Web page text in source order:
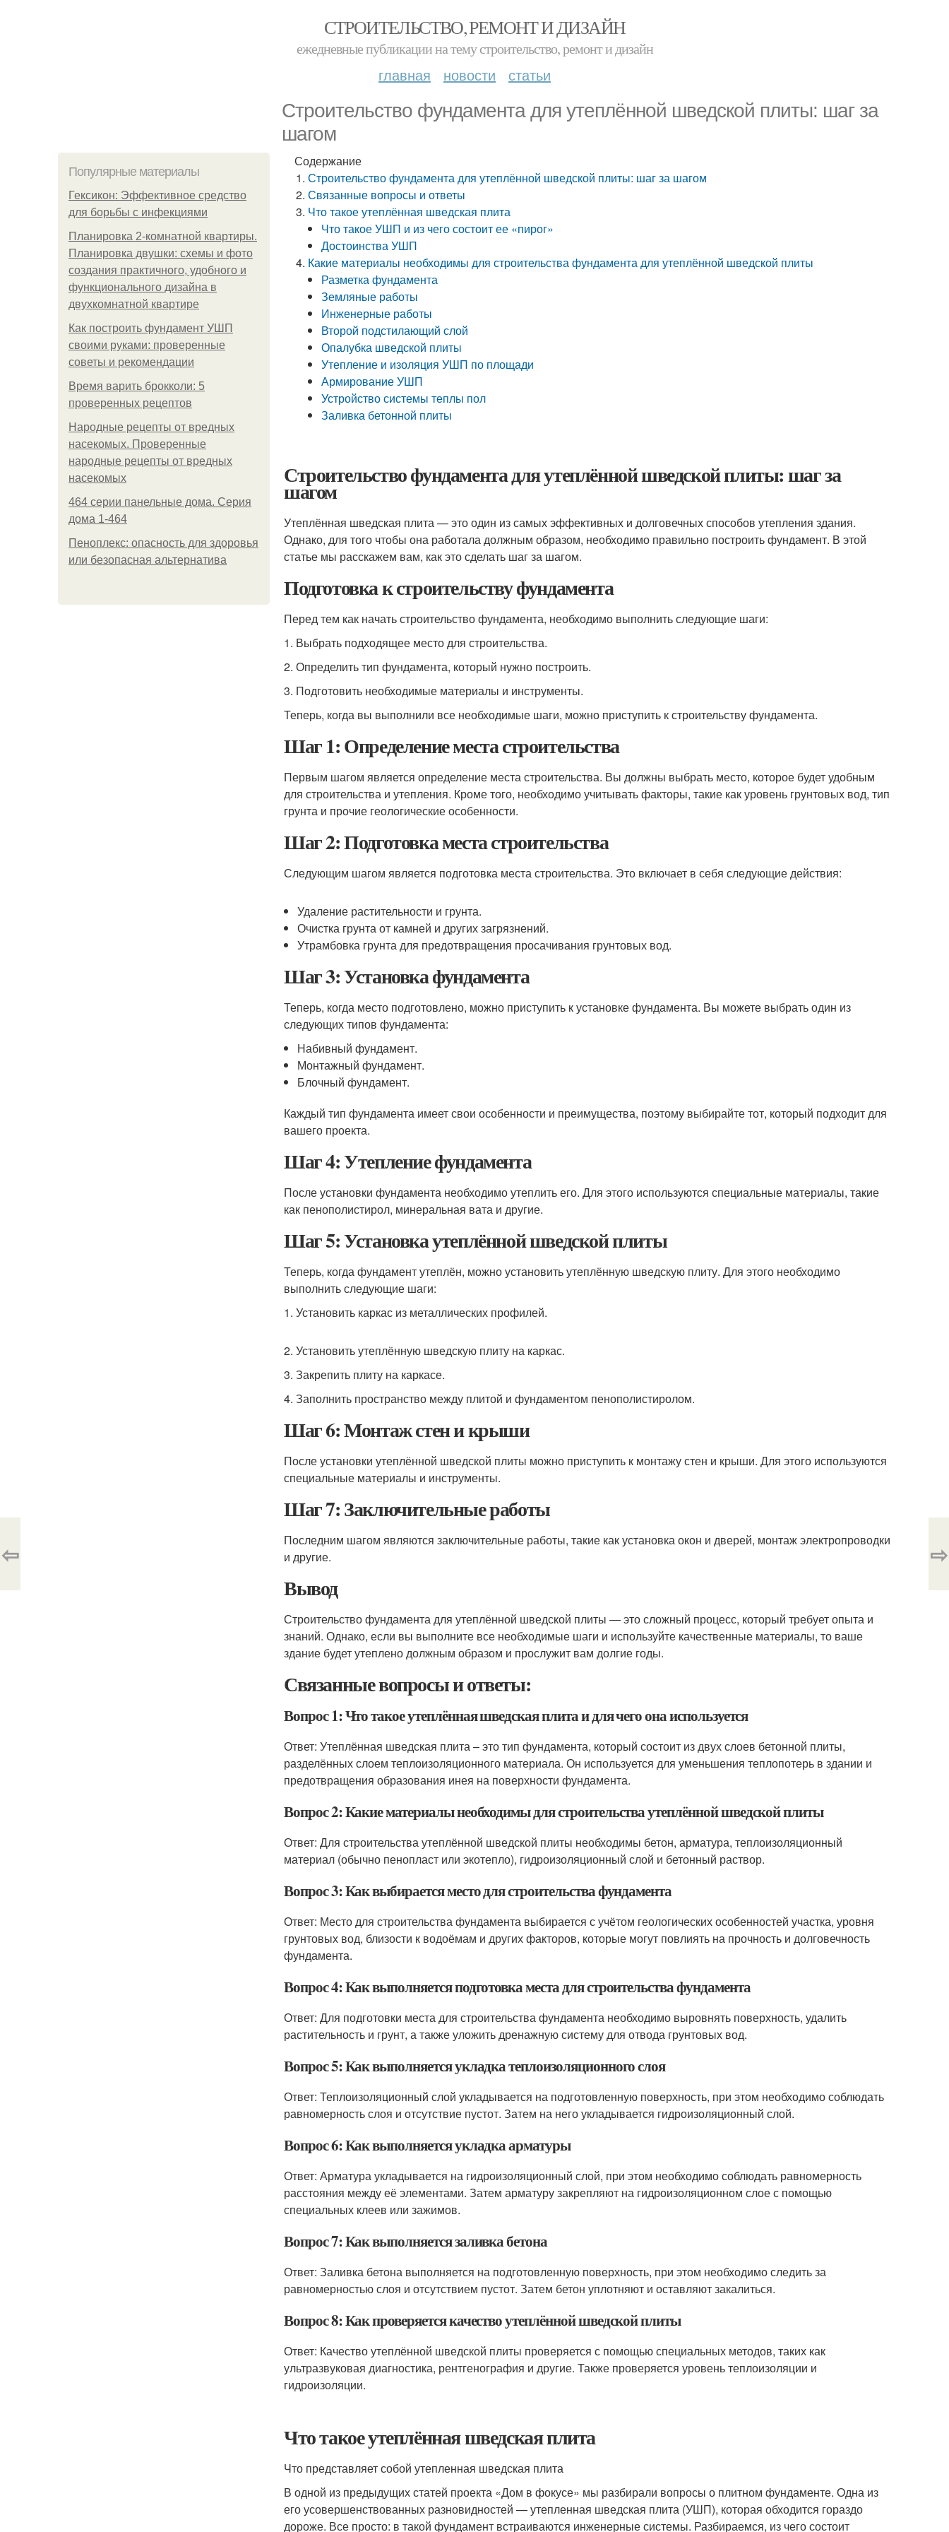
СТРОИТЕЛЬСТВО, РЕМОНТ И ДИЗАЙН
ежедневные публикации на тему строительство, ремонт и дизайн
главная новости статьи
Строительство фундамента для утеплённой шведской плиты: шаг за
шагом
Популярные материалы
Гексикон: Эффективное средство
для борьбы с инфекциями
Планировка 2-комнатной квартиры.
Планировка двушки: схемы и фото
создания практичного, удобного и
функционального дизайна в
двухкомнатной квартире
Как построить фундамент УШП
своими руками: проверенные
советы и рекомендации
Время варить брокколи: 5
проверенных рецептов
Народные рецепты от вредных
насекомых. Проверенные
народные рецепты от вредных
насекомых
464 серии панельные дома. Серия
дома 1-464
Пеноплекс: опасность для здоровья
или безопасная альтернатива
Содержание
Строительство фундамента для утеплённой шведской плиты: шаг за шагом
Связанные вопросы и ответы
Что такое утеплённая шведская плита
Что такое УШП и из чего состоит ее «пирог»
Достоинства УШП
Какие материалы необходимы для строительства фундамента для утеплённой шведской плиты
Разметка фундамента
Земляные работы
Инженерные работы
Второй подстилающий слой
Опалубка шведской плиты
Утепление и изоляция УШП по площади
Армирование УШП
Устройство системы теплы пол
Заливка бетонной плиты
Строительство фундамента для утеплённой шведской плиты: шаг за
шагом
Утеплённая шведская плита — это один из самых эффективных и долговечных способов утепления здания.
Однако, для того чтобы она работала должным образом, необходимо правильно построить фундамент. В этой
статье мы расскажем вам, как это сделать шаг за шагом.
Подготовка к строительству фундамента
Перед тем как начать строительство фундамента, необходимо выполнить следующие шаги:
1. Выбрать подходящее место для строительства.
2. Определить тип фундамента, который нужно построить.
3. Подготовить необходимые материалы и инструменты.
Теперь, когда вы выполнили все необходимые шаги, можно приступить к строительству фундамента.
Шаг 1: Определение места строительства
Первым шагом является определение места строительства. Вы должны выбрать место, которое будет удобным
для строительства и утепления. Кроме того, необходимо учитывать факторы, такие как уровень грунтовых вод, тип
грунта и прочие геологические особенности.
Шаг 2: Подготовка места строительства
Следующим шагом является подготовка места строительства. Это включает в себя следующие действия:
Удаление растительности и грунта.
Очистка грунта от камней и других загрязнений.
Утрамбовка грунта для предотвращения просачивания грунтовых вод.
Шаг 3: Установка фундамента
Теперь, когда место подготовлено, можно приступить к установке фундамента. Вы можете выбрать один из
следующих типов фундамента:
Набивный фундамент.
Монтажный фундамент.
Блочный фундамент.
Каждый тип фундамента имеет свои особенности и преимущества, поэтому выбирайте тот, который подходит для
вашего проекта.
Шаг 4: Утепление фундамента
После установки фундамента необходимо утеплить его. Для этого используются специальные материалы, такие
как пенополистирол, минеральная вата и другие.
Шаг 5: Установка утеплённой шведской плиты
Теперь, когда фундамент утеплён, можно установить утеплённую шведскую плиту. Для этого необходимо
выполнить следующие шаги:
1. Установить каркас из металлических профилей.
2. Установить утеплённую шведскую плиту на каркас.
3. Закрепить плиту на каркасе.
4. Заполнить пространство между плитой и фундаментом пенополистиролом.
Шаг 6: Монтаж стен и крыши
После установки утеплённой шведской плиты можно приступить к монтажу стен и крыши. Для этого используются
специальные материалы и инструменты.
Шаг 7: Заключительные работы
Последним шагом являются заключительные работы, такие как установка окон и дверей, монтаж электропроводки
и другие.
Вывод
Строительство фундамента для утеплённой шведской плиты — это сложный процесс, который требует опыта и
знаний. Однако, если вы выполните все необходимые шаги и используйте качественные материалы, то ваше
здание будет утеплено должным образом и прослужит вам долгие годы.
Связанные вопросы и ответы:
Вопрос 1: Что такое утеплённая шведская плита и для чего она используется
Ответ: Утеплённая шведская плита – это тип фундамента, который состоит из двух слоев бетонной плиты,
разделённых слоем теплоизоляционного материала. Он используется для уменьшения теплопотерь в здании и
предотвращения образования инея на поверхности фундамента.
Вопрос 2: Какие материалы необходимы для строительства утеплённой шведской плиты
Ответ: Для строительства утеплённой шведской плиты необходимы бетон, арматура, теплоизоляционный
материал (обычно пенопласт или экотепло), гидроизоляционный слой и бетонный раствор.
Вопрос 3: Как выбирается место для строительства фундамента
Ответ: Место для строительства фундамента выбирается с учётом геологических особенностей участка, уровня
грунтовых вод, близости к водоёмам и других факторов, которые могут повлиять на прочность и долговечность
фундамента.
Вопрос 4: Как выполняется подготовка места для строительства фундамента
Ответ: Для подготовки места для строительства фундамента необходимо выровнять поверхность, удалить
растительность и грунт, а также уложить дренажную систему для отвода грунтовых вод.
Вопрос 5: Как выполняется укладка теплоизоляционного слоя
Ответ: Теплоизоляционный слой укладывается на подготовленную поверхность, при этом необходимо соблюдать
равномерность слоя и отсутствие пустот. Затем на него укладывается гидроизоляционный слой.
Вопрос 6: Как выполняется укладка арматуры
Ответ: Арматура укладывается на гидроизоляционный слой, при этом необходимо соблюдать равномерность
расстояния между её элементами. Затем арматуру закрепляют на гидроизоляционном слое с помощью
специальных клеев или зажимов.
Вопрос 7: Как выполняется заливка бетона
Ответ: Заливка бетона выполняется на подготовленную поверхность, при этом необходимо следить за
равномерностью слоя и отсутствием пустот. Затем бетон уплотняют и оставляют закалиться.
Вопрос 8: Как проверяется качество утеплённой шведской плиты
Ответ: Качество утеплённой шведской плиты проверяется с помощью специальных методов, таких как
ультразвуковая диагностика, рентгенография и другие. Также проверяется уровень теплоизоляции и
гидроизоляции.
Что такое утеплённая шведская плита
Что представляет собой утепленная шведская плита
В одной из предыдущих статей проекта «Дом в фокусе» мы разбирали вопросы о плитном фундаменте. Одна из
его усовершенствованных разновидностей — утепленная шведская плита (УШП), которая обходится гораздо
дороже. Все просто: в такой фундамент встраиваются инженерные системы. Разбираемся, из чего состоит
⇦ ⇨